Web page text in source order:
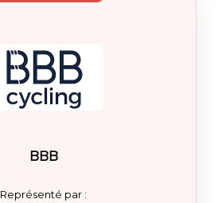
BBB
Représenté par :